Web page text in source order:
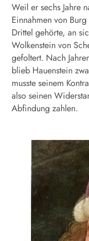
Weil er sechs Jahre
Einnahmen von
Drittel gehörte, an
Wolkenstein von
gefoltert. Nach
blieb Hauenstein
musste seinem
also seinen
Abfindung zahlen.